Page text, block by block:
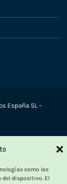
como las
del dispositivo. El
España SL –